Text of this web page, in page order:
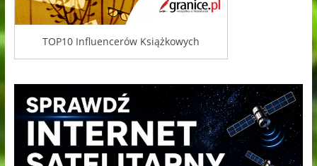
TOP10 Influencerów Książkowych